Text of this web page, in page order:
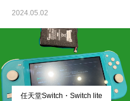
2024.05.02
任天堂Switch・Switch lite